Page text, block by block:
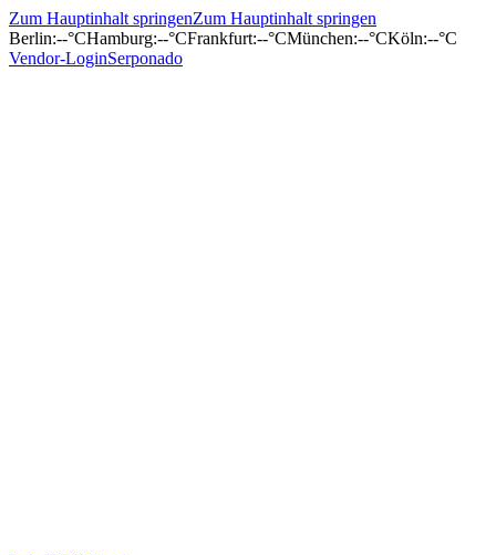
Zum Hauptinhalt springenZum Hauptinhalt springen
Berlin:--°CHamburg:--°CFrankfurt:--°CMünchen:--°CKöln:--°C
Vendor-LoginSerponado